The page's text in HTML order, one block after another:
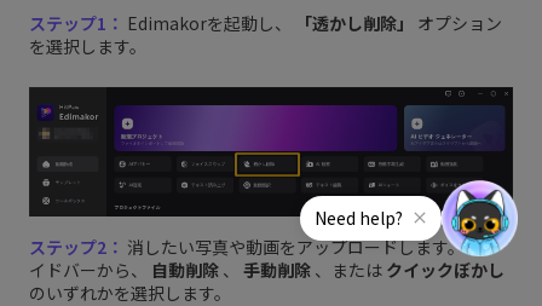
ステップ1： Edimakorを起動し、 「透かし削除」 オプション
を選択します。
ステップ2： 消したい写真や動画をアップロードします。右サ
イドバーから、 自動削除 、 手動削除 、または クイックぼかし
のいずれかを選択します。